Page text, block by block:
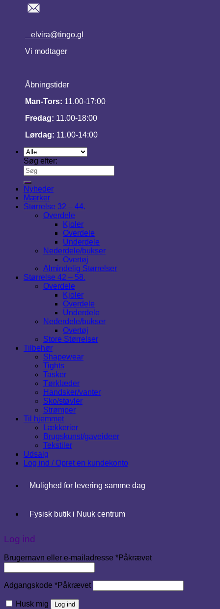
elvira@tingo.gl
Vi modtager
Åbningstider
Man-Tors: 11.00-17:00
Fredag: 11.00-18:00
Lørdag: 11.00-14:00
Søg efter:
Nyheder
Mærker
Størrelse 32 – 44.
Overdele
Kjoler
Overdele
Underdele
Nederdele/bukser
Overtøj
Almindelig Størrelser
Størrelse 42 – 58.
Overdele
Kjoler
Overdele
Underdele
Nederdele/bukser
Overtøj
Store Størrelser
Tilbehør
Shapewear
Tights
Tasker
Tørklæder
Handsker/vanter
Sko/støvler
Strømper
Til hjemmet
Lækkerier
Brugskunst/gaveideer
Tekstiler
Udsalg
Log ind / Opret en kundekonto
Mulighed for levering samme dag
Fysisk butik i Nuuk centrum
Log ind
Brugernavn eller e-mailadresse *Påkrævet
Adgangskode *Påkrævet
Husk mig Log ind